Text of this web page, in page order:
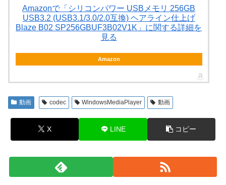
Amazonで「シリコンパワー USBメモリ 256GB
USB3.2 (USB3.1/3.0/2.0互換) ヘアライン仕上げ
Blaze B02 SP256GBUF3B02V1K」に関する詳細を
見る
Amazon
動画 codec WindowsMediaPlayer 動画
X LINE コピー